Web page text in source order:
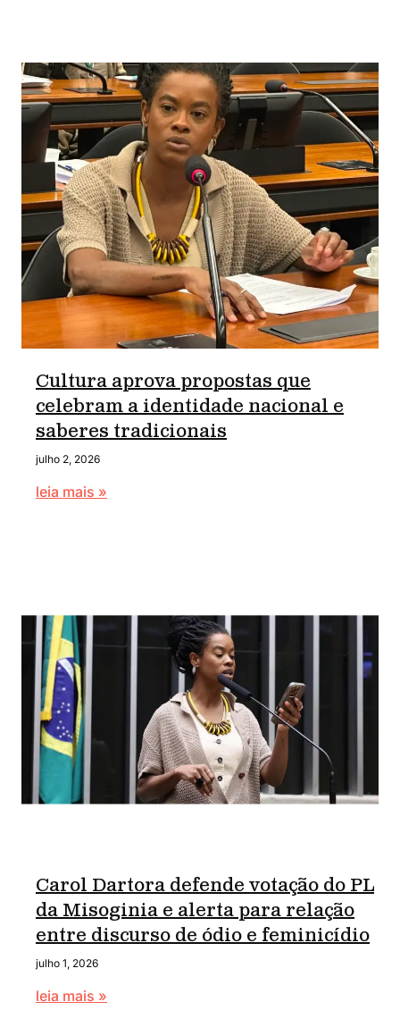
Cultura aprova propostas que
celebram a identidade nacional e
saberes tradicionais
julho 2, 2026
leia mais »
Carol Dartora defende votação do PL
da Misoginia e alerta para relação
entre discurso de ódio e feminicídio
julho 1, 2026
leia mais »